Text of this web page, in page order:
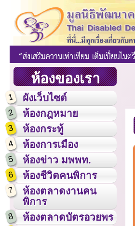
ห้องของเรา
1 ผังเว็บไซต์
2 ห้องกฎหมาย
3 ห้องกระทู้
4 ห้องการเมือง
5 ห้องข่าว มพพท.
6 ห้องชีวิตคนพิการ
7
ห้องตลาดงานคน
พิการ
8 ห้องตลาดบัตรอวยพร